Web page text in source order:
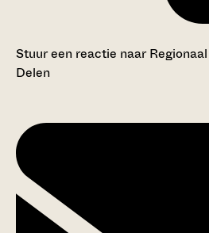
Stuur een reactie naar
Delen